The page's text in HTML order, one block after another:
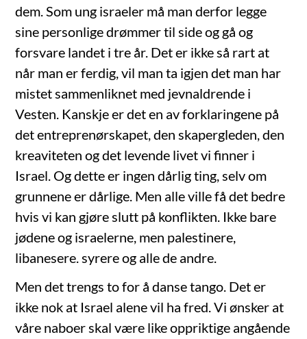
dem. Som ung israeler må man derfor legge
sine personlige drømmer til side og gå og
forsvare landet i tre år. Det er ikke så rart at
når man er ferdig, vil man ta igjen det man har
mistet sammenliknet med jevnaldrende i
Vesten. Kanskje er det en av forklaringene på
det entreprenørskapet, den skapergleden, den
kreaviteten og det levende livet vi finner i
Israel. Og dette er ingen dårlig ting, selv om
grunnene er dårlige. Men alle ville få det bedre
hvis vi kan gjøre slutt på konflikten. Ikke bare
jødene og israelerne, men palestinere,
libanesere. syrere og alle de andre.
Men det trengs to for å danse tango. Det er
ikke nok at Israel alene vil ha fred. Vi ønsker at
våre naboer skal være like oppriktige angående